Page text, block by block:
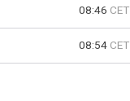
08:46 CET
08:54 CET